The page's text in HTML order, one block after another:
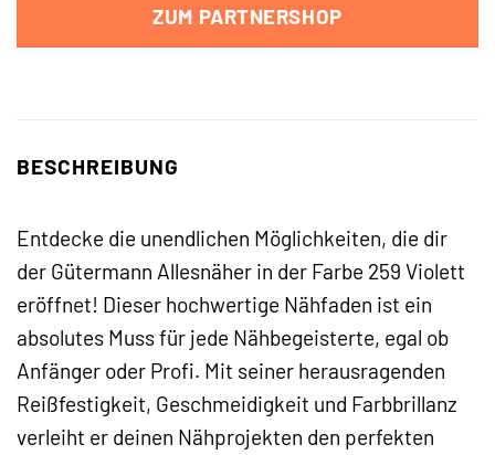
ZUM PARTNERSHOP
BESCHREIBUNG
Entdecke die unendlichen Möglichkeiten, die dir
der Gütermann Allesnäher in der Farbe 259 Violett
eröffnet! Dieser hochwertige Nähfaden ist ein
absolutes Muss für jede Nähbegeisterte, egal ob
Anfänger oder Profi. Mit seiner herausragenden
Reißfestigkeit, Geschmeidigkeit und Farbbrillanz
verleiht er deinen Nähprojekten den perfekten